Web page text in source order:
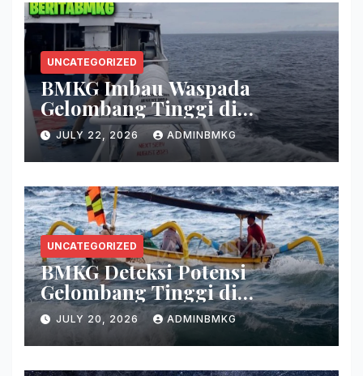
UNCATEGORIZED
BMKG Imbau Waspada
Gelombang Tinggi di
Perairan Sultra
JULY 22, 2026 ADMINBMKG
UNCATEGORIZED
BMKG Deteksi Potensi
Gelombang Tinggi di
Persenjataan
JULY 20, 2026 ADMINBMKG